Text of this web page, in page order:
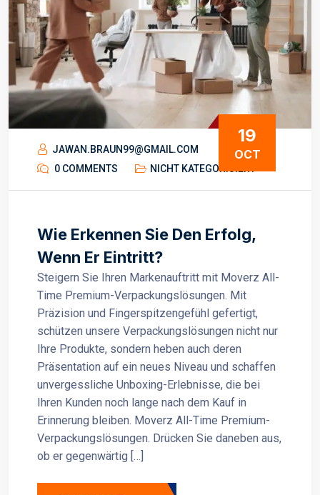
19
OCT
JAWAN.BRAUN99@GMAIL.COM
0 COMMENTS
NICHT KATEGORISIERT
Wie Erkennen Sie Den Erfolg,
Wenn Er Eintritt?
Steigern Sie Ihren Markenauftritt mit Moverz All-
Time Premium-Verpackungslösungen. Mit
Präzision und Fingerspitzengefühl gefertigt,
schützen unsere Verpackungslösungen nicht nur
Ihre Produkte, sondern heben auch deren
Präsentation auf ein neues Niveau und schaffen
unvergessliche Unboxing-Erlebnisse, die bei
Ihren Kunden noch lange nach dem Kauf in
Erinnerung bleiben. Moverz All-Time Premium-
Verpackungslösungen. Drücken Sie daneben aus,
ob er gegenwärtig […]